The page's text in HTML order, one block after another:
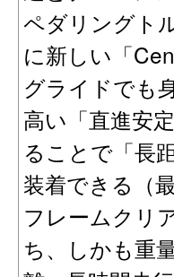
ペダリングト
に新しい「
グライドでも
高い「直進安
ることで「長
装着できる（
フレームクリ
ち、しかも重